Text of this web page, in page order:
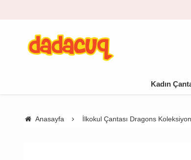
Kadın
Anasayfa İlkokul Çantası Dragons